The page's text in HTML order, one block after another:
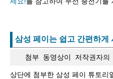
삼성 페이는 쉽고 간편하게
첨부 동영상이 저작권자
상단에 첨부한 삼성 페이 튜토리